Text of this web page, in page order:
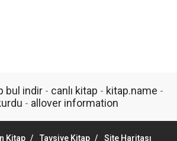
bul indir- canlı kitap - kitap.name -
- allover information
Kitap Tavsiye Kitap Site Haritası